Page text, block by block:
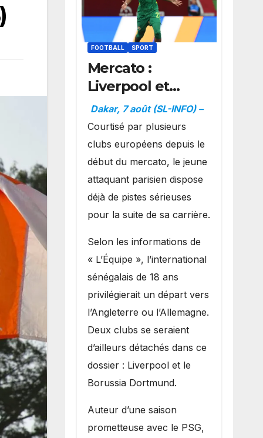
FOOTBALL SPORT
Mercato :
Liverpool et
Dortmund se
positionnent en
favoris pour
recruter Ibrahim
Mbaye
Dakar, 7 août (SL-INFO) –
Courtisé par plusieurs
clubs européens depuis le
début du mercato, le jeune
attaquant parisien dispose
déjà de pistes sérieuses
pour la suite de sa carrière.
Selon les informations de
« L’Équipe », l’international
sénégalais de 18 ans
privilégierait un départ vers
l’Angleterre ou l’Allemagne.
Deux clubs se seraient
d’ailleurs détachés dans ce
dossier : Liverpool et le
Borussia Dortmund.
Auteur d’une saison
prometteuse avec le PSG,